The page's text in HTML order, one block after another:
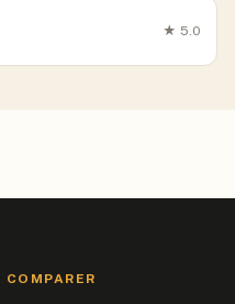
★ 5.0
COMPARER